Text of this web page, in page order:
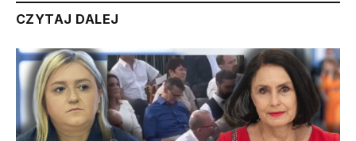
CZYTAJ DALEJ